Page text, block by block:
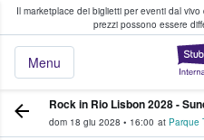
Il marketplace dei biglietti per eventi dal vivo
prezzi possono essere
Menu
fan comprano e
Rock in Rio Lisbon 2028 -
dom 18 giu 2028 • 16:00 at Parque